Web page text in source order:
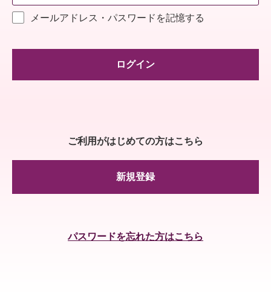
メールアドレス・パスワードを記憶する
ログイン
ご利用がはじめての方はこちら
新規登録
パスワードを忘れた方はこちら